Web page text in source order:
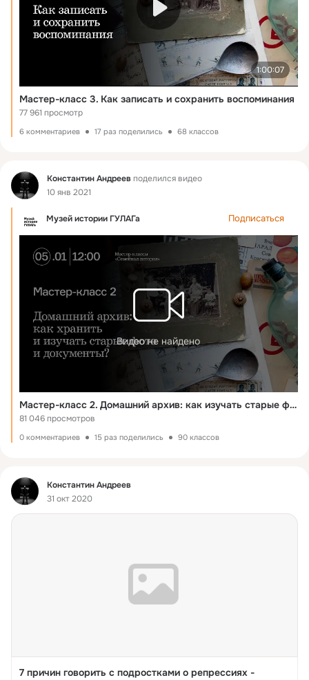
1:00:07
Мастер-класс 3. Как записать и сохранить воспоминания
77 961 просмотр
6 комментариев 17 раз поделились 68 классов
Фид Константин Андреев поделился видео
10 янв 2021
Музей истории ГУЛАГа Подписаться
Видео не найдено
Мастер-класс 2. Домашний архив: как изучать старые фото и документы?
81 046 просмотров
0 комментариев 15 раз поделились 90 классов
Фид
Константин Андреев
31 окт 2020
7 причин говорить с подростками о репрессиях -